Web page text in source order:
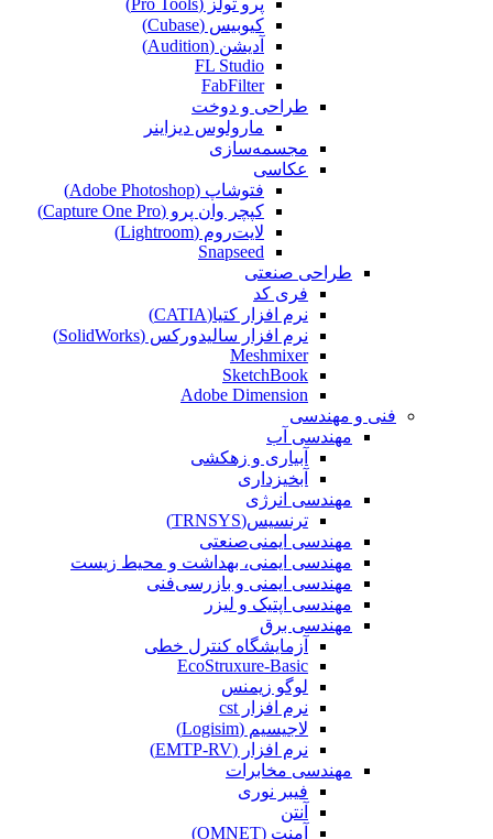
کیوبیس (Cubase‎)
آدیشن (Audition)
FL Studio
FabFilter
طراحی و دوخت
مارولوس دیزاینر
مجسمه‌سازی‌
عکاسی
فتوشاپ (Adobe Photoshop)
کپچر وان پرو (Capture One Pro)
لایت‌روم (Lightroom)
Snapseed
طراحی صنعتی
فری کد
نرم افزار کتیا(CATIA)
نرم افزار سالیدورکس (SolidWorks)
Meshmixer
SketchBook
Adobe Dimension
فنی و مهندسی
مهندسی آب
آبیاری و زهکشی
آبخیزداری
مهندسی انرژی
ترنسیس(TRNSYS)
مهندسی ایمنی‌صنعتی
مهندسی ایمنی، بهداشت و محیط زیست
مهندسی ایمنی‌ و‌ بازرسی‌فنی
مهندسی اپتیک و لیزر
مهندسی برق
آزمایشگاه کنترل خطی
EcoStruxure-Basic
لوگو زیمنس
نرم افزار cst
لاجیسیم (Logisim)
نرم افزار (EMTP-RV)
مهندسی مخابرات
فیبر نوری
آنتن
آمنت (OMNET)